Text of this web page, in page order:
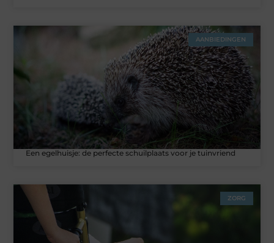
AANBIEDINGEN
Een egelhuisje: de perfecte schuilplaats voor je tuinvriend
ZORG